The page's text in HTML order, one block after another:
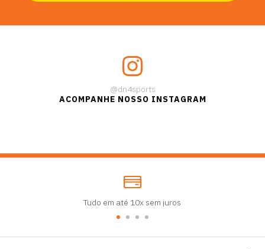
@dn4sports
ACOMPANHE NOSSO INSTAGRAM
Tudo em até 10x sem juros